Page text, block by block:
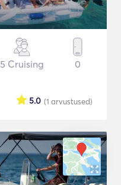
5 Cruising 0
(1 arvustused)
5.0